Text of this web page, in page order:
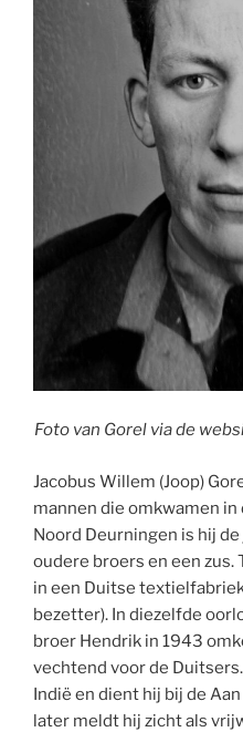
Foto van Gorel via de
Jacobus Willem (Joop)
mannen die omkwamen
Noord Deurningen is hij
oudere broers en een
in een Duitse
bezetter). In diezelfde
broer Hendrik in 1943
vechtend voor de
Indië en dient hij bij de
later meldt hij zicht als